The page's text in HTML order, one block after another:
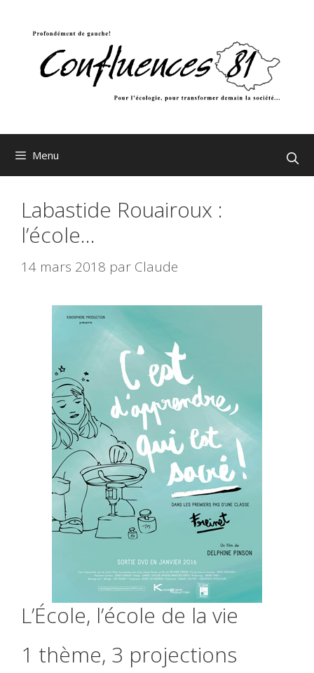
Menu
Labastide Rouairoux :
l’école…
14 mars 2018 par Claude
L’École, l’école de la vie
1 thème, 3 projections